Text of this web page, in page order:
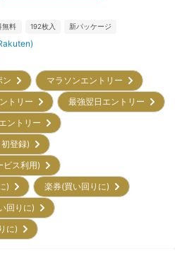
無料 192枚入 新パッケージ
ン
マラソンエントリー
ントリー
最強翌日エントリー
ントリー
初登録)
ビス利用)
に)
楽券(買い回りに)
回りに)
りに)